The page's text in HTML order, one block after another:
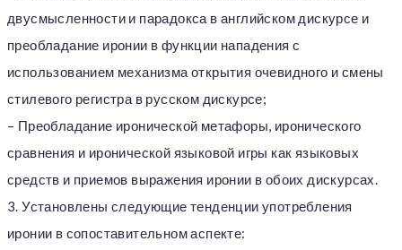
двусмысленности и парадокса в английском дискурсе и
преобладание иронии в функции нападения с
использованием механизма открытия очевидного и смены
стилевого регистра в русском дискурсе;
– Преобладание иронической метафоры, иронического
сравнения и иронической языковой игры как языковых
средств и приемов выражения иронии в обоих дискурсах.
3. Установлены следующие тенденции употребления
иронии в сопоставительном аспекте: